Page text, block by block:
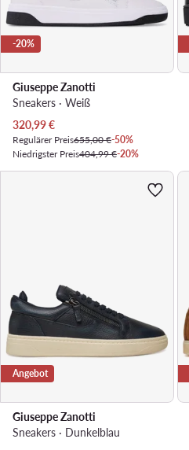
-20%
Giuseppe Zanotti
Sneakers · Weiß
Aktueller Preis
320,99€
Regulärer Preis655,00 €-50%
Niedrigster Preis404,99 €-20%
Angebot
Giuseppe Zanotti
Sneakers · Dunkelblau